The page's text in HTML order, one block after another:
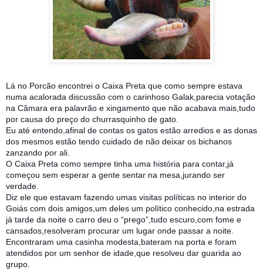
Lá no Porcão encontrei o Caixa Preta que como sempre estava
numa acalorada discussão com o carinhoso Galak,parecia votação
na Câmara era palavrão e xingamento que não acabava mais,tudo
por causa do preço do churrasquinho de gato.
Eu até entendo,afinal de contas os gatos estão arredios e as donas
dos mesmos estão tendo cuidado de não deixar os bichanos
zanzando por ali.
O Caixa Preta como sempre tinha uma história para contar,já
começou sem esperar a gente sentar na mesa,jurando ser
verdade.
Diz ele que estavam fazendo umas visitas políticas no interior do
Goiás com dois amigos,um deles um político conhecido,na estrada
já tarde da noite o carro deu o “prego”,tudo escuro,com fome e
cansados,resolveram procurar um lugar onde passar a noite.
Encontraram uma casinha modesta,bateram na porta e foram
atendidos por um senhor de idade,que resolveu dar guarida ao
grupo.